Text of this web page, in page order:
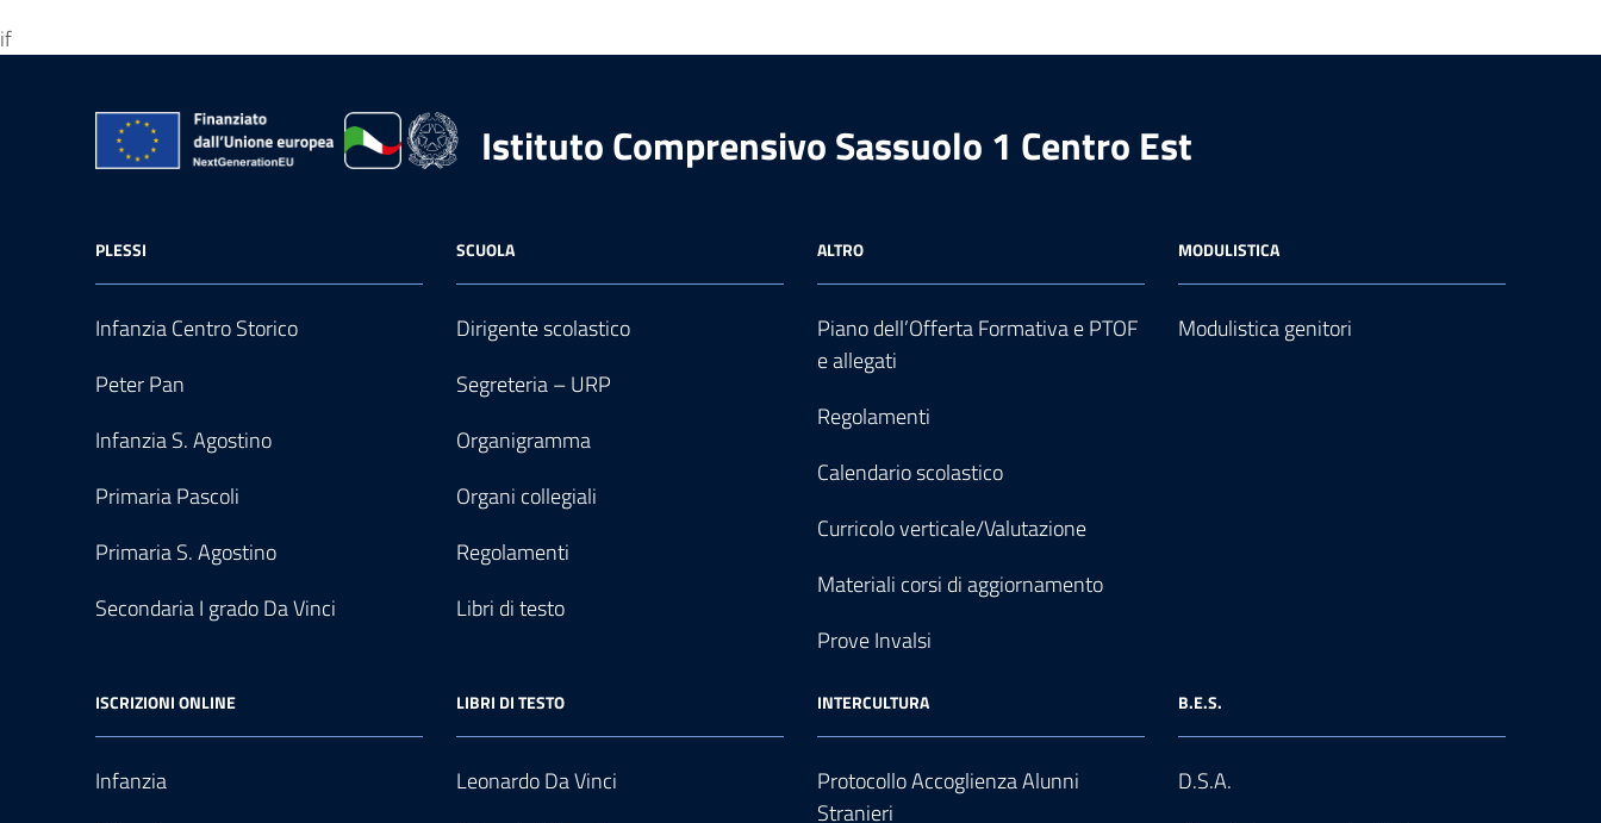
if
Istituto Comprensivo Sassuolo 1 Centro Est
PLESSI
Infanzia Centro Storico
Peter Pan
Infanzia S. Agostino
Primaria Pascoli
Primaria S. Agostino
Secondaria I grado Da Vinci
SCUOLA
Dirigente scolastico
Segreteria – URP
Organigramma
Organi collegiali
Regolamenti
Libri di testo
ALTRO
Piano dell’Offerta Formativa e PTOF
e allegati
Regolamenti
Calendario scolastico
Curricolo verticale/Valutazione
Materiali corsi di aggiornamento
Prove Invalsi
MODULISTICA
Modulistica genitori
ISCRIZIONI ONLINE
Infanzia
LIBRI DI TESTO
Leonardo Da Vinci
INTERCULTURA
Protocollo Accoglienza Alunni
Stranieri
B.E.S.
D.S.A.